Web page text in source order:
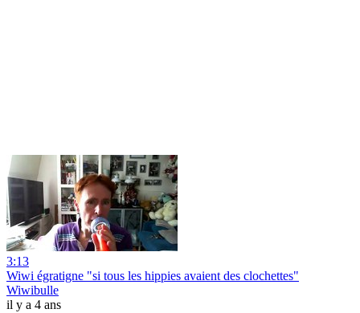
3:13
Wiwi égratigne "si tous les hippies avaient des clochettes"
Wiwibulle
il y a 4 ans